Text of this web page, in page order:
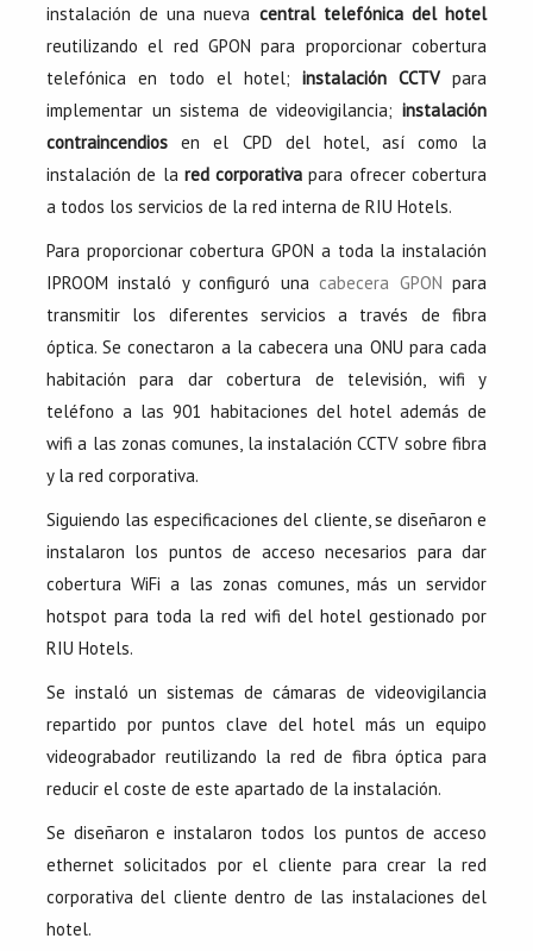
instalación de una nueva central telefónica del hotel
reutilizando el red GPON para proporcionar cobertura
telefónica en todo el hotel;instalación CCTVpara
implementar un sistema de videovigilancia;instalación
contraincendiosen el CPD del hotel, así como la
instalación de la red corporativa para ofrecer cobertura
a todos los servicios de la red interna de RIU Hotels.
Para proporcionar cobertura GPON a toda la instalación
IPROOM instaló y configuró una cabecera GPON para
transmitir los diferentes servicios a través de fibra
óptica. Se conectaron a la cabecera una ONU para cada
habitación para dar cobertura de televisión, wifi y
teléfono a las 901 habitaciones del hotel además de
wifi a las zonas comunes, la instalación CCTV sobre fibra
y la red corporativa.
Siguiendo las especificaciones del cliente, se diseñaron e
instalaron los puntos de acceso necesarios para dar
cobertura WiFi a las zonas comunes, más un servidor
hotspot para toda la red wifi del hotel gestionado por
RIU Hotels.
Se instaló un sistemas de cámaras de videovigilancia
repartido por puntos clave del hotel más un equipo
videograbador reutilizando la red de fibra óptica para
reducir el coste de este apartado de la instalación.
Se diseñaron e instalaron todos los puntos de acceso
ethernet solicitados por el cliente para crear la red
corporativa del cliente dentro de las instalaciones del
hotel.